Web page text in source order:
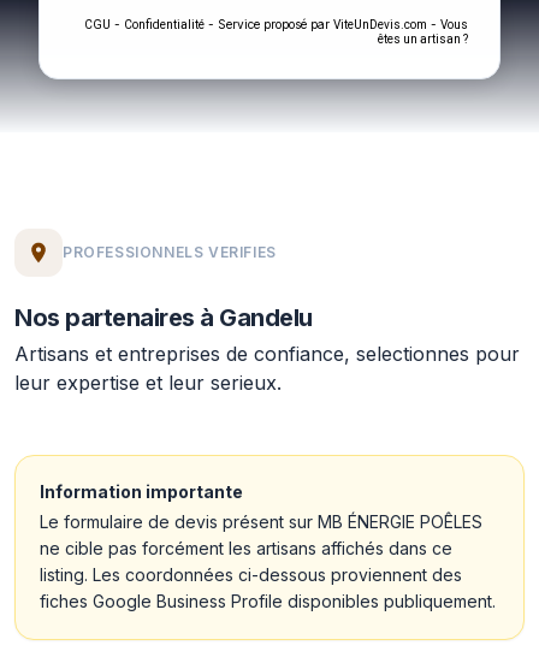
CGU - Confidentialité - Service proposé par ViteUnDevis.com - Vous
êtes un artisan ?
PROFESSIONNELS VERIFIES
Nos partenaires à Gandelu
Artisans et entreprises de confiance, selectionnes pour
leur expertise et leur serieux.
Information importante
Le formulaire de devis présent sur MB ÉNERGIE POÊLES
ne cible pas forcément les artisans affichés dans ce
listing. Les coordonnées ci-dessous proviennent des
fiches Google Business Profile disponibles publiquement.